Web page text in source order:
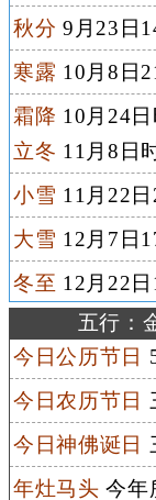
秋分 9月23日
寒露 10月8日
霜降 10月24
立冬 11月8日
小雪 11月22
大雪 12月7日
冬至 12月22
五行：
今日公历节日
今日农历节日
今日神佛诞日
年灶马头 今年